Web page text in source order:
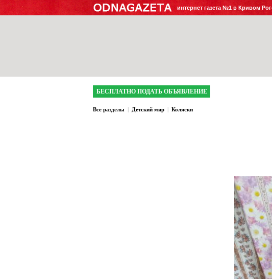
интернет газета №1 в Кривом
БЕСПЛАТНО ПОДАТЬ ОБЪЯВЛЕНИЕ
Все разделы | Детский мир | Коляски